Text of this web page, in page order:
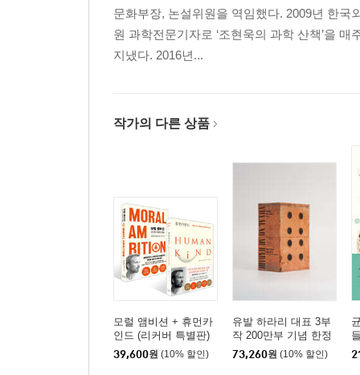
문화부장, 논설위원을 역임했다. 2009년 한국
원 과학전문기자로 ‘조현욱의 과학 산책’을
지냈다. 2016년...
작가의 다른 상품
모럴 앰비션 + 휴먼카
인드 (리커버 특별판)
세트
39,600원 (10% 할인)
유발 하라리 대표 3부
작 200만부 기념 한정
판 브릭 에디션
73,260원 (10% 할인)